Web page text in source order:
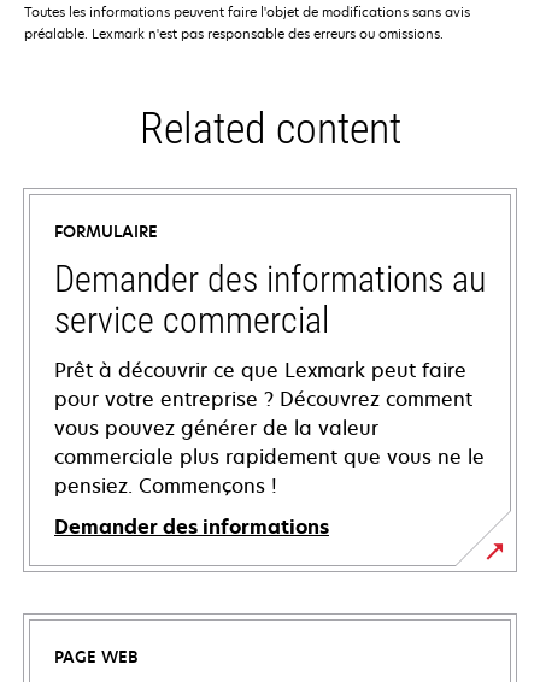
Toutes les informations peuvent faire l'objet de modifications sans avis
préalable. Lexmark n'est pas responsable des erreurs ou omissions.
Related content
FORMULAIRE
Demander des informations au
service commercial
Prêt à découvrir ce que Lexmark peut faire
pour votre entreprise ? Découvrez comment
vous pouvez générer de la valeur
commerciale plus rapidement que vous ne le
pensiez. Commençons !
Demander des informations
PAGE WEB